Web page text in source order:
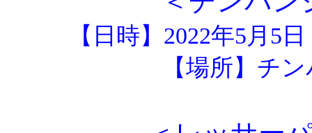
【日時】2022年5月5
【場所】チ